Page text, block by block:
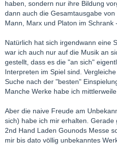
haben, sondern nur ihre Bildung
dann auch die Gesamtausgabe
Mann, Marx und Platon im
Natürlich hat sich irgendwann eine
war ich auch nur auf die Musik an
gestellt, dass es die "an sich"
Interpreten im Spiel sind.
Suche nach der "besten"
Manche Werke habe ich
Aber die naive Freude am
sich) habe ich mir erhalten.
2nd Hand Laden Gounods Messe
mir bis dato völlig unbekanntes